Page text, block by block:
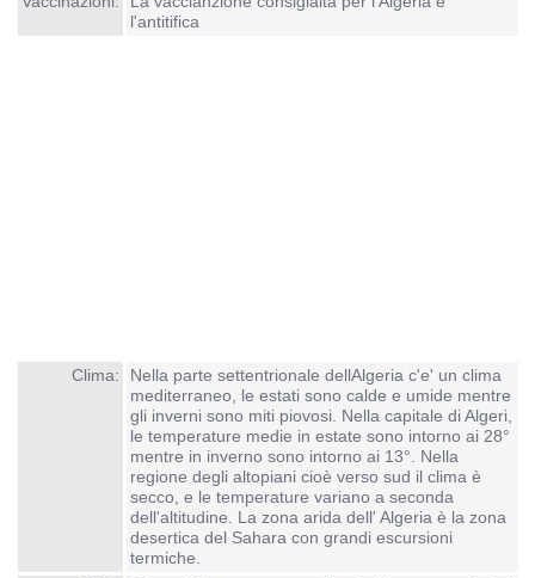
l'antitifica
Clima:
Nella parte settentrionale dellAlgeria c'e' un clima
mediterraneo, le estati sono calde e umide mentre
gli inverni sono miti piovosi. Nella capitale di Algeri,
le temperature medie in estate sono intorno ai 28°
mentre in inverno sono intorno ai 13°. Nella
regione degli altopiani cioè verso sud il clima è
secco, e le temperature variano a seconda
dell'altitudine. La zona arida dell' Algeria è la zona
desertica del Sahara con grandi escursioni
termiche.